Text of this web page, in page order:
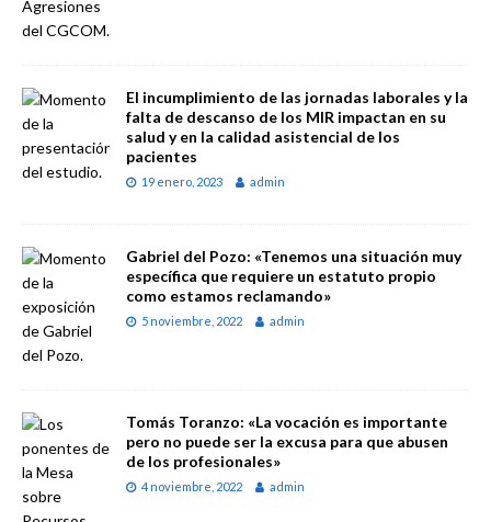
El incumplimiento de las jornadas laborales y la
falta de descanso de los MIR impactan en su
salud y en la calidad asistencial de los
pacientes
19 enero, 2023 admin
Gabriel del Pozo: «Tenemos una situación muy
específica que requiere un estatuto propio
como estamos reclamando»
5 noviembre, 2022 admin
Tomás Toranzo: «La vocación es importante
pero no puede ser la excusa para que abusen
de los profesionales»
4 noviembre, 2022 admin